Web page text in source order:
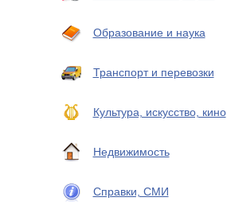
Образование и наука
Транспорт и перевозки
Культура, искусство, кино
Недвижимость
Справки, СМИ